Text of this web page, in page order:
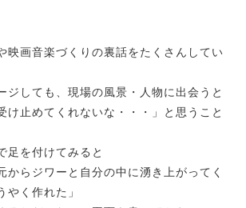
映画音楽づくりの裏話をたくさんしてい
ジしても、現場の風景・人物に出会うと
止めてくれないな・・・」と思うこと
足を付けてみると
らジワーと自分の中に湧き上がってく
やく作れた」